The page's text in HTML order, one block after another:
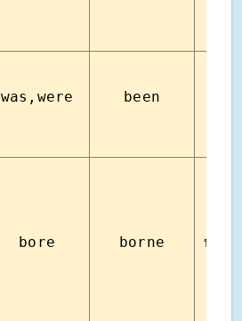
was,were been
bore borne ทน